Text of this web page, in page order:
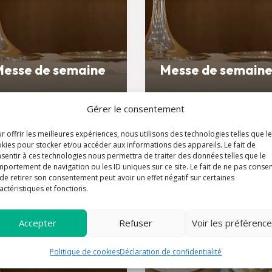
Gérer le consentement
offrir les meilleures expériences, nous utilisons des technologies telles que
pour stocker et/ou accéder aux informations des appareils. Le fait de
à ces technologies nous permettra de traiter des données telles que le
de navigation ou les ID uniques sur ce site. Le fait de ne pas
retirer son consentement peut avoir un effet négatif sur certaines
et fonctions.
Accepter Refuser Voir les
Politique de cookiesDéclaration de confidentialité
de semaine Messe de semaine
24 avr. à 08:45 24 avr. à